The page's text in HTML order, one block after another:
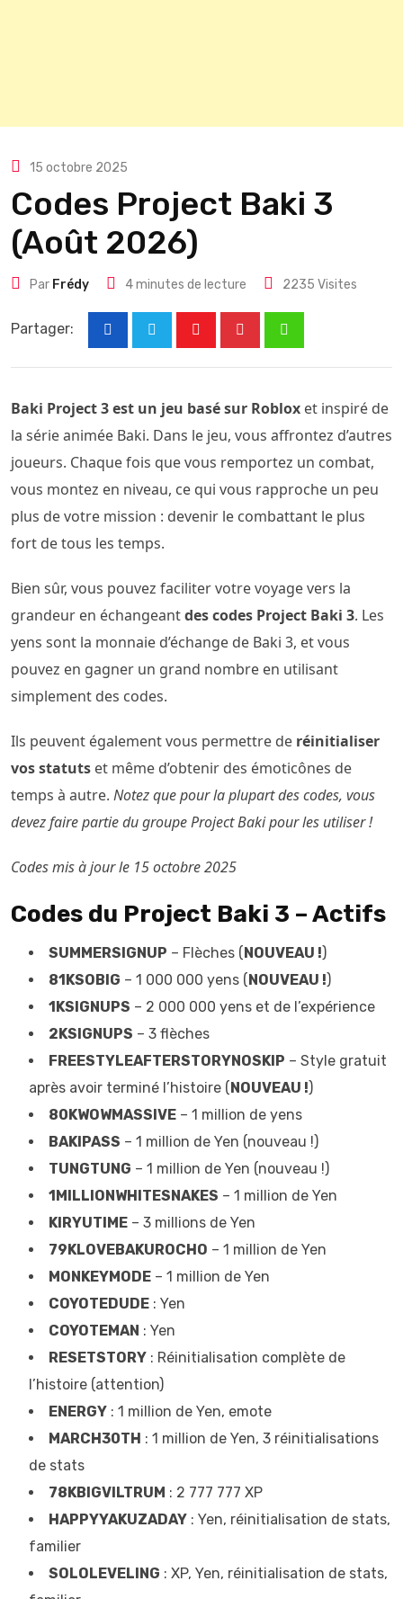
15 octobre 2025
Codes Project Baki 3
(Août 2026)
Par Frédy 4 minutes de lecture 2235 Visites
Partager:
Baki Project 3 est un jeu basé sur Roblox et inspiré de
la série animée Baki. Dans le jeu, vous affrontez d’autres
joueurs. Chaque fois que vous remportez un combat,
vous montez en niveau, ce qui vous rapproche un peu
plus de votre mission : devenir le combattant le plus
fort de tous les temps.
Bien sûr, vous pouvez faciliter votre voyage vers la
grandeur en échangeantdes codes Project Baki 3. Les
yens sont la monnaie d’échange de Baki 3, et vous
pouvez en gagner un grand nombre en utilisant
simplement des codes.
Ils peuvent également vous permettre de réinitialiser
vos statuts et même d’obtenir des émoticônes de
temps à autre. Notez que pour la plupart des codes, vous
devez faire partie du groupe Project Baki pour les utiliser !
Codes mis à jour le 15 octobre 2025
Codes du Project Baki 3 – Actifs
SUMMERSIGNUP – Flèches (NOUVEAU !)
81KSOBIG – 1 000 000 yens (NOUVEAU !)
1KSIGNUPS – 2 000 000 yens et de l’expérience
2KSIGNUPS – 3 flèches
FREESTYLEAFTERSTORYNOSKIP – Style gratuit
après avoir terminé l’histoire (NOUVEAU !)
80KWOWMASSIVE – 1 million de yens
BAKIPASS – 1 million de Yen (nouveau !)
TUNGTUNG – 1 million de Yen (nouveau !)
1MILLIONWHITESNAKES – 1 million de Yen
KIRYUTIME – 3 millions de Yen
79KLOVEBAKUROCHO – 1 million de Yen
MONKEYMODE – 1 million de Yen
COYOTEDUDE : Yen
COYOTEMAN : Yen
RESETSTORY : Réinitialisation complète de
l’histoire (attention)
ENERGY : 1 million de Yen, emote
MARCH30TH : 1 million de Yen, 3 réinitialisations
de stats
78KBIGVILTRUM : 2 777 777 XP
HAPPYYAKUZADAY : Yen, réinitialisation de stats,
familier
SOLOLEVELING : XP, Yen, réinitialisation de stats,